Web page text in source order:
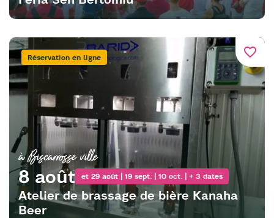
favorite_border
Réservation en ligne
à Biscarrosse ville
8 août et 29 août | 19 sept. | 10 oct. | + 3 dates
Atelier de brassage de bière Kanaha
Beer